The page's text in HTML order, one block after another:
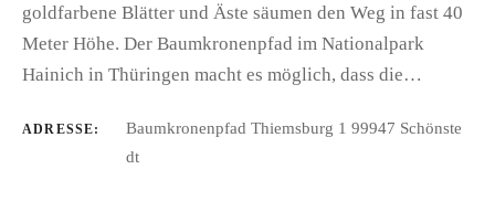
goldfarbene Blätter und Äste säumen den Weg in fast 40
Meter Höhe. Der Baumkronenpfad im Nationalpark
Hainich in Thüringen macht es möglich, dass die…
ADRESSE:
Baumkronenpfad Thiemsburg 1 99947 Schönste
dt